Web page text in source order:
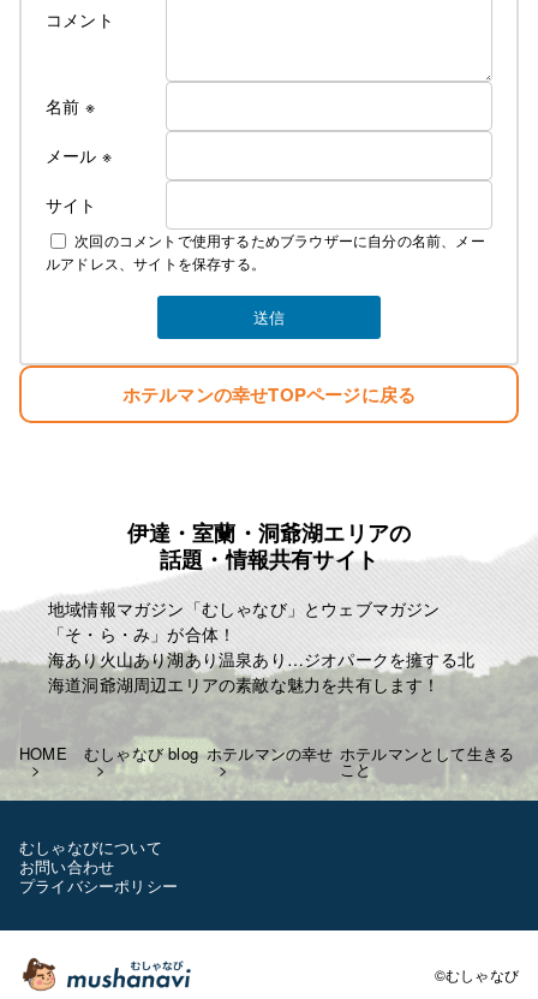
コメント
名前 ※
メール ※
サイト
次回のコメントで使用するためブラウザーに自分の名前、メー
ルアドレス、サイトを保存する。
ホテルマンの幸せTOPページに戻る
伊達・室蘭・洞爺湖エリアの
話題・情報共有サイト
地域情報マガジン「むしゃなび」とウェブマガジン
「そ・ら・み」が合体！
海あり火山あり湖あり温泉あり…ジオパークを擁する北
海道洞爺湖周辺エリアの素敵な魅力を共有します！
HOME むしゃなび blog ホテルマンの幸せ ホテルマンとして生きる
こと
むしゃなびについて
お問い合わせ
プライバシーポリシー
©むしゃなび